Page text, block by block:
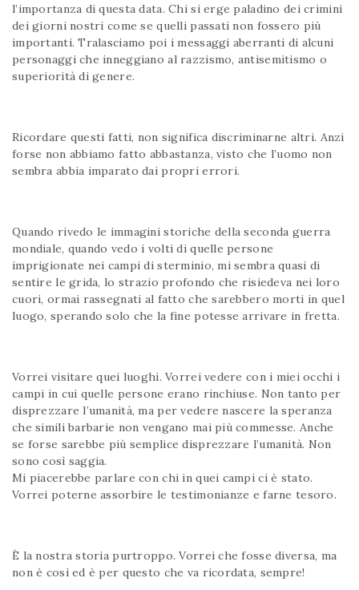
l’importanza di questa data. Chi si erge paladino dei crimini
dei giorni nostri come se quelli passati non fossero più
importanti. Tralasciamo poi i messaggi aberranti di alcuni
personaggi che inneggiano al razzismo, antisemitismo o
superiorità di genere.
Ricordare questi fatti, non significa discriminarne altri. Anzi
forse non abbiamo fatto abbastanza, visto che l’uomo non
sembra abbia imparato dai propri errori.
Quando rivedo le immagini storiche della seconda guerra
mondiale, quando vedo i volti di quelle persone
imprigionate nei campi di sterminio, mi sembra quasi di
sentire le grida, lo strazio profondo che risiedeva nei loro
cuori, ormai rassegnati al fatto che sarebbero morti in quel
luogo, sperando solo che la fine potesse arrivare in fretta.
Vorrei visitare quei luoghi. Vorrei vedere con i miei occhi i
campi in cui quelle persone erano rinchiuse. Non tanto per
disprezzare l’umanità, ma per vedere nascere la speranza
che simili barbarie non vengano mai più commesse. Anche
se forse sarebbe più semplice disprezzare l’umanità. Non
sono così saggia.
Mi piacerebbe parlare con chi in quei campi ci è stato.
Vorrei poterne assorbire le testimonianze e farne tesoro.
È la nostra storia purtroppo. Vorrei che fosse diversa, ma
non è così ed è per questo che va ricordata, sempre!